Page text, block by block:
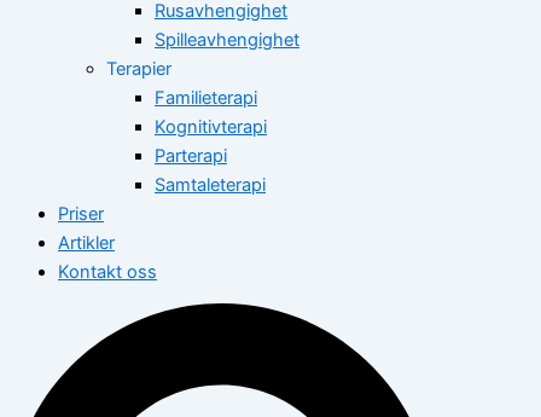
Rusavhengighet
Spilleavhengighet
Terapier
Familieterapi
Kognitivterapi
Parterapi
Samtaleterapi
Priser
Artikler
Kontakt oss